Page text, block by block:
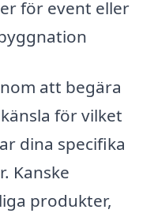
för event eller
att begära
för vilket
dina specifika
Kanske
produkter,